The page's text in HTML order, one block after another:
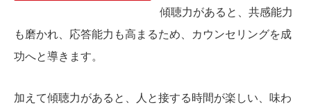
傾聴力があると、共感能力
も磨かれ、応答能力も高まるため、カウンセリングを成
功へと導きます。
加えて傾聴力があると、人と接する時間が楽しい、味わ